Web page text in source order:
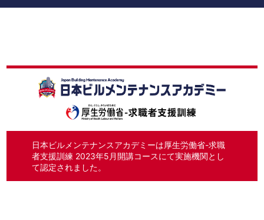
日本ビルメンテナンスアカデミーは厚生労働省-求職
者支援訓練 2023年5月開講コースにて実施機関とし
て認定されました。